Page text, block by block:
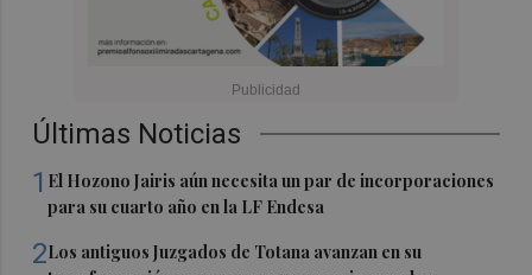
Últimas Noticias
1 El Hozono Jairis aún necesita un par de incorporaciones
para su cuarto año en la LF Endesa
2Los antiguos Juzgados de Totana avanzan en su